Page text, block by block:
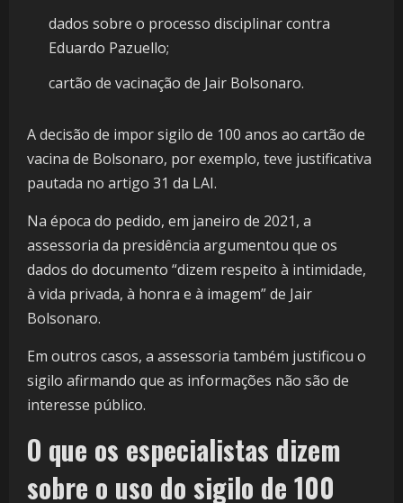
dados sobre o processo disciplinar contra
Eduardo Pazuello;
cartão de vacinação de Jair Bolsonaro.
A decisão de impor sigilo de 100 anos ao cartão de
vacina de Bolsonaro, por exemplo, teve justificativa
pautada no artigo 31 da LAI.
Na época do pedido, em janeiro de 2021, a
assessoria da presidência argumentou que os
dados do documento “dizem respeito à intimidade,
à vida privada, à honra e à imagem” de Jair
Bolsonaro.
Em outros casos, a assessoria também justificou o
sigilo afirmando que as informações não são de
interesse público.
O que os especialistas dizem
sobre o uso do sigilo de 100